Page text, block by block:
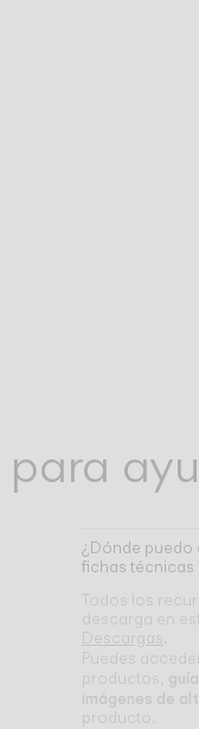
de Vibia
que puedas
a tu
proyecto
¿Dónde puedo
fichas técnicas
Todos los
descarga en
Descargas
Puedes
productos,
imágenes de
producto.